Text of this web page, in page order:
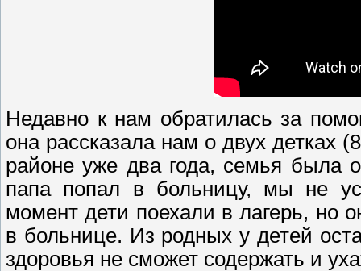
Недавно к нам обратилась за
она рассказала нам о двух детках
районе уже два года, семья была
папа попал в больницу, мы не
момент дети поехали в лагерь, но
в больнице. Из родных у детей
здоровья не сможет содержать и